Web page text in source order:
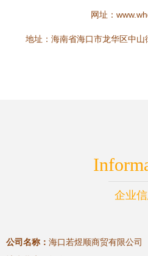
网址：
地址：海南省海口市龙华区中
企业
公司名称： 海口若煜顺商贸有限公司